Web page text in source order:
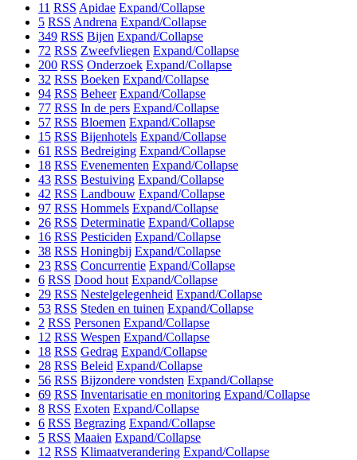
11 RSS Apidae Expand/Collapse
5 RSS Andrena Expand/Collapse
349 RSS Bijen Expand/Collapse
72 RSS Zweefvliegen Expand/Collapse
200 RSS Onderzoek Expand/Collapse
32 RSS Boeken Expand/Collapse
94 RSS Beheer Expand/Collapse
77 RSS In de pers Expand/Collapse
57 RSS Bloemen Expand/Collapse
15 RSS Bijenhotels Expand/Collapse
61 RSS Bedreiging Expand/Collapse
18 RSS Evenementen Expand/Collapse
43 RSS Bestuiving Expand/Collapse
42 RSS Landbouw Expand/Collapse
97 RSS Hommels Expand/Collapse
26 RSS Determinatie Expand/Collapse
16 RSS Pesticiden Expand/Collapse
38 RSS Honingbij Expand/Collapse
23 RSS Concurrentie Expand/Collapse
6 RSS Dood hout Expand/Collapse
29 RSS Nestelgelegenheid Expand/Collapse
53 RSS Steden en tuinen Expand/Collapse
2 RSS Personen Expand/Collapse
12 RSS Wespen Expand/Collapse
18 RSS Gedrag Expand/Collapse
28 RSS Beleid Expand/Collapse
56 RSS Bijzondere vondsten Expand/Collapse
69 RSS Inventarisatie en monitoring Expand/Collapse
8 RSS Exoten Expand/Collapse
6 RSS Begrazing Expand/Collapse
5 RSS Maaien Expand/Collapse
12 RSS Klimaatverandering Expand/Collapse